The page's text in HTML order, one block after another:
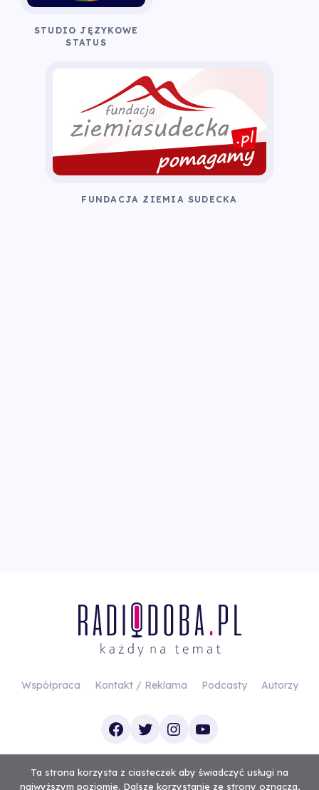
STUDIO JĘZYKOWE
STATUS
FUNDACJA ZIEMIA SUDECKA
Współpraca Kontakt / Reklama Podcasty Autorzy
Facebook
TwitterInstagram
YouTube
Ta strona korzysta z ciasteczek aby świadczyć usługi na
najwyższym poziomie. Dalsze korzystanie ze strony oznacza,